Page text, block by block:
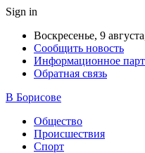
Sign in
Воскресенье, 9
Сообщить новость
Информационное
Обратная связь
В Борисове
Общество
Происшествия
Спорт